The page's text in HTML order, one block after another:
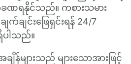
ခဏရနိုင်သည်။ ကစားသမား
က်ချင်းဖြေရှင်းရန် 24/7
ါသည်။
များသည် များသောအားဖြင့်